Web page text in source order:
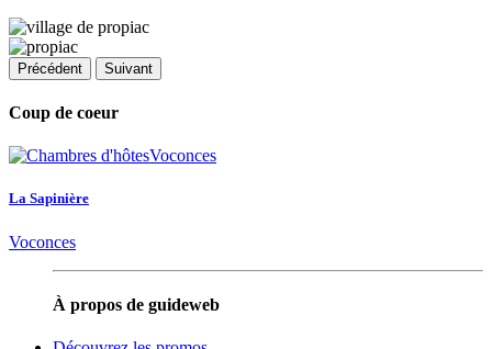
Précédent Suivant
Coup de coeur
La Sapinière
Voconces
À propos de guideweb